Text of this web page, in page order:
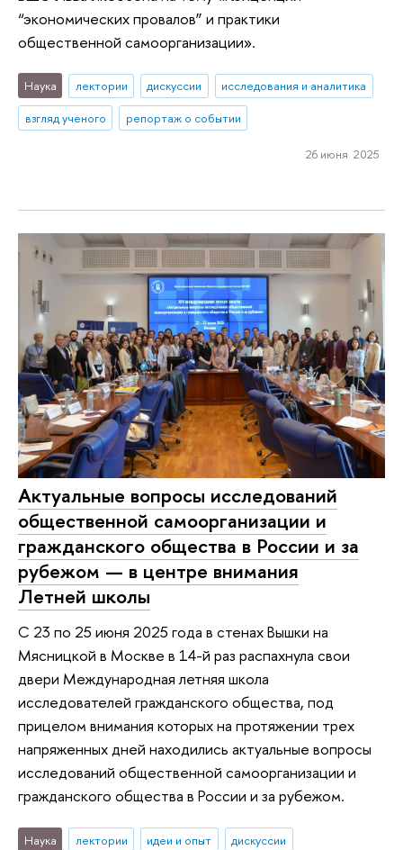
“экономических провалов” и практики
общественной самоорганизации».
Наука лектории дискуссии
исследования и аналитика
взгляд ученого
репортаж о событии
26 июня 2025
Актуальные вопросы исследований
общественной самоорганизации и
гражданского общества в России и за
рубежом — в центре внимания
Летней школы
С 23 по 25 июня 2025 года в стенах Вышки на
Мясницкой в Москве в 14-й раз распахнула свои
двери Международная летняя школа
исследователей гражданского общества, под
прицелом внимания которых на протяжении трех
напряженных дней находились актуальные вопросы
исследований общественной самоорганизации и
гражданского общества в России и за рубежом.
Наука лектории идеи и опыт
дискуссии